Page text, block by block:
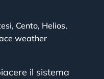
, Cento, Helios,
weather
il sistema